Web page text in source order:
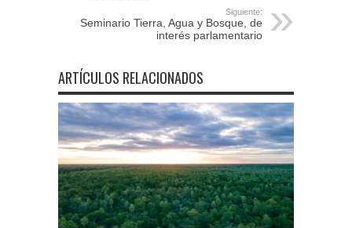
Siguiente:
Seminario Tierra, Agua y Bosque, de
interés parlamentario
ARTÍCULOS RELACIONADOS